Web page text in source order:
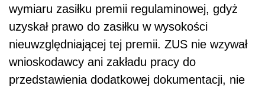
wymiaru zasiłku premii regulaminowej, gdyż
uzyskał prawo do zasiłku w wysokości
nieuwzględniającej tej premii. ZUS nie wzywał
wnioskodawcy ani zakładu pracy do
przedstawienia dodatkowej dokumentacji, nie